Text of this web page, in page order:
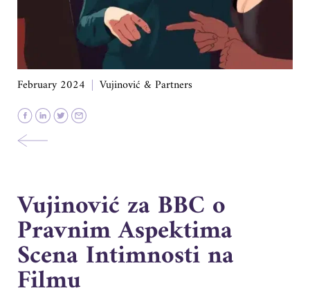
February 2024 Vujinović & Partners
Vujinović za BBC o
Pravnim Aspektima
Scena Intimnosti na
Filmu